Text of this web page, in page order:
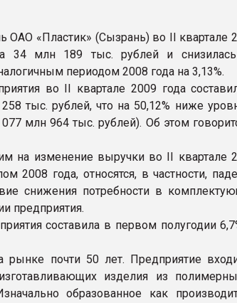
ОАО «Пластик» (Сызрань) во II квартале
34 млн 189 тыс. рублей и
периодом 2008 года на 3,13%.
во II квартале 2009 года
тыс. рублей, что на 50,12% ниже
млн 964 тыс. рублей). Об этом
на изменение выручки во II квартале
2008 года, относятся, в частности,
снижения потребности в
предприятия.
составила в первом полугодии
рынке почти 50 лет. Предприятие
изделия из
образованное как